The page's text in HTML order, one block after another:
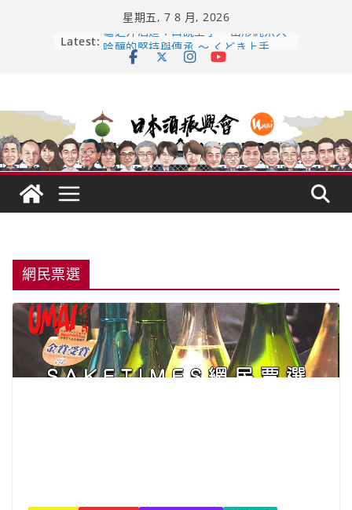
星期五, 7 8 月, 2026
Latest: 龜之井酒造：口說上手 – 山形純米大
吟釀的堅持與傳承 ～ くどき上手
響 𝟭𝟮 年 復活了!
【酒業商戰】130年老酒藏殺入股票
市場！梅乃宿上市背後的密碼
網民票選